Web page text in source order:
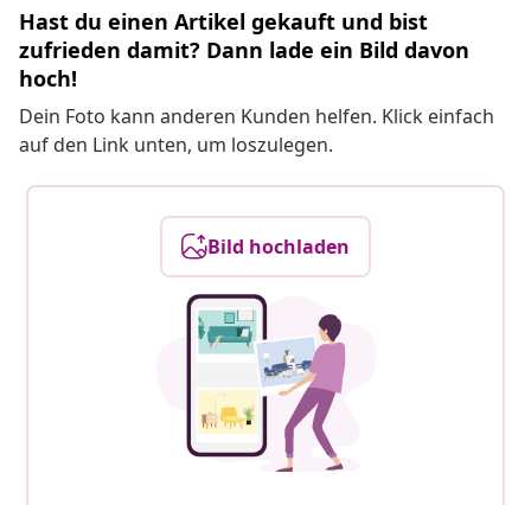
Hast du einen Artikel gekauft und bist
zufrieden damit? Dann lade ein Bild davon
hoch!
Dein Foto kann anderen Kunden helfen. Klick einfach
auf den Link unten, um loszulegen.
Bild hochladen